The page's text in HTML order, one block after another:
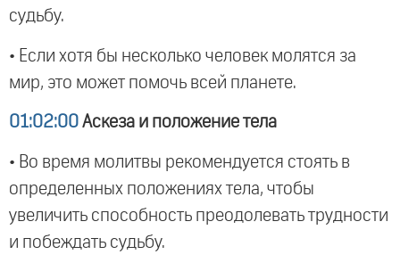
судьбу.
• Если хотя бы несколько человек молятся за
мир, это может помочь всей планете.
01:02:00 Аскеза и положение тела
• Во время молитвы рекомендуется стоять в
определенных положениях тела, чтобы
увеличить способность преодолевать трудности
и побеждать судьбу.